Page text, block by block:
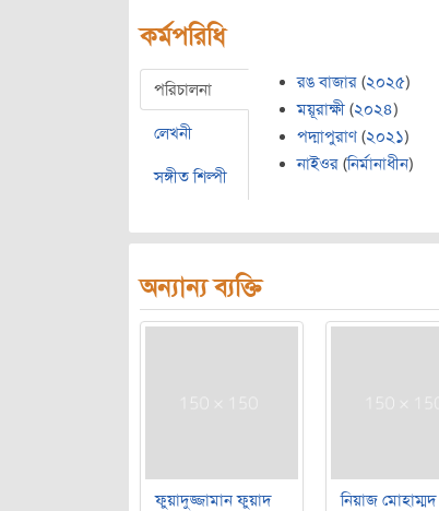
কর্মপরিধি
পরিচালনা
লেখনী
সঙ্গীত শিল্পী
রঙ বাজার (২০২৫)
ময়ূরাক্ষী (২০২৪)
পদ্মাপুরাণ (২০২১)
নাইওর (নির্মানাধীন)
অন্যান্য ব্যক্তি
ফুয়াদুজ্জামান ফুয়াদ
নিয়াজ মোহাম্মদ